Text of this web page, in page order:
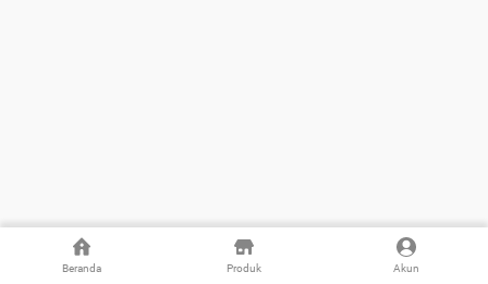
Beranda Produk Akun